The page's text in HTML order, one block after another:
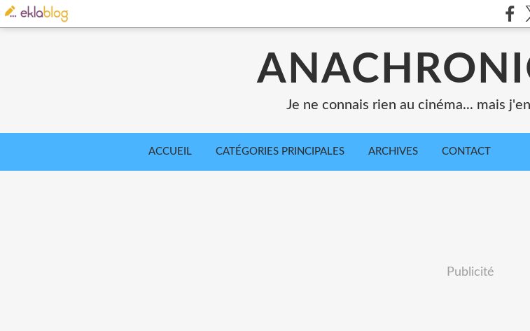
Je ne connais rien au cinéma... mais
ACCUEIL CATÉGORIES PRINCIPALES ARCHIVES CONTACT
Publicité